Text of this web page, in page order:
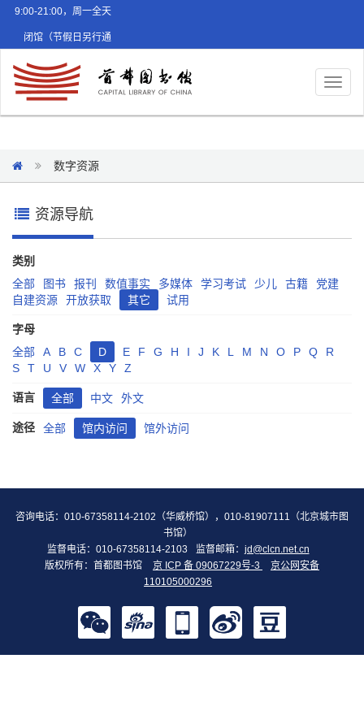
9:00-21:00，周一全天
闭馆（节假日另行通
数字资源
资源导航
类别
全部
图书 报刊 数值事实 多媒体 学习考试 少儿 古籍
党建
自建资源
开放获取 其它 试用
字母
全部
A B C D E F G H I J K L M N O P Q
R
S
T U V W X Y Z
语言 全部 中文 外文
途径 全部 馆内访问 馆外访问
咨询电话：010-67358114-2102（华威桥馆），010-81907111（北京城市图
书馆）
监督电话：010-67358114-2103
监督邮箱： jd@clcn.net.cn
版权所有：首都图书馆
京 ICP 备 09067229号-3
京公网安备
110105000296